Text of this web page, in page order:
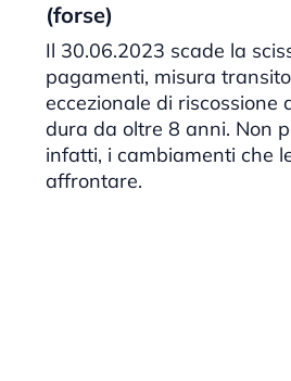
(forse)
Il 30.06.2023 scade la
pagamenti, misura
eccezionale di riscossione
dura da oltre 8 anni. Non
infatti, i cambiamenti che
affrontare.